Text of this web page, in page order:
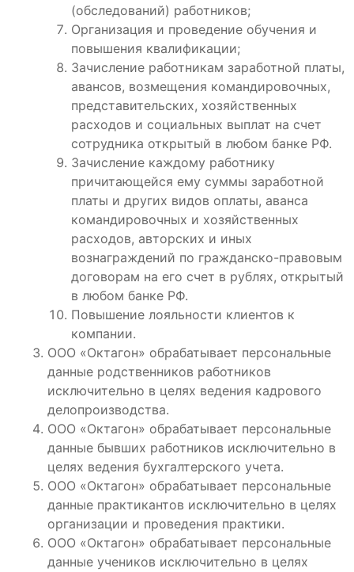
(обследований) работников;
Организация и проведение обучения и
повышения квалификации;
Зачисление работникам заработной платы,
авансов, возмещения командировочных,
представительских, хозяйственных
расходов и социальных выплат на счет
сотрудника открытый в любом банке РФ.
Зачисление каждому работнику
причитающейся ему суммы заработной
платы и других видов оплаты, аванса
командировочных и хозяйственных
расходов, авторских и иных
вознаграждений по гражданско-правовым
договорам на его счет в рублях, открытый
в любом банке РФ.
Повышение лояльности клиентов к
компании.
ООО «Октагон» обрабатывает персональные
данные родственников работников
исключительно в целях ведения кадрового
делопроизводства.
ООО «Октагон» обрабатывает персональные
данные бывших работников исключительно в
целях ведения бухгалтерского учета.
ООО «Октагон» обрабатывает персональные
данные практикантов исключительно в целях
организации и проведения практики.
ООО «Октагон» обрабатывает персональные
данные учеников исключительно в целях